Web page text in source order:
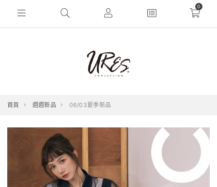
0
首頁 週週新品 06/03夏季新品